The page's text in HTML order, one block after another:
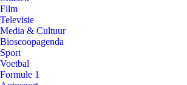
Film
Televisie
Media & Cultuur
Bioscoopagenda
Sport
Voetbal
Formule 1